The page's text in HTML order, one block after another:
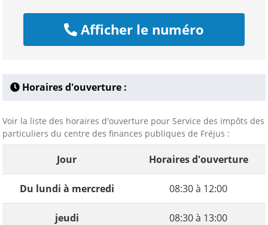
Afficher le numéro
Horaires d'ouverture :
Voir la liste des horaires d'ouverture pour Service des impôts des
particuliers du centre des finances publiques de Fréjus :
Jour Horaires d'ouverture
Du lundi à mercredi 08:30 à 12:00
jeudi 08:30 à 13:00